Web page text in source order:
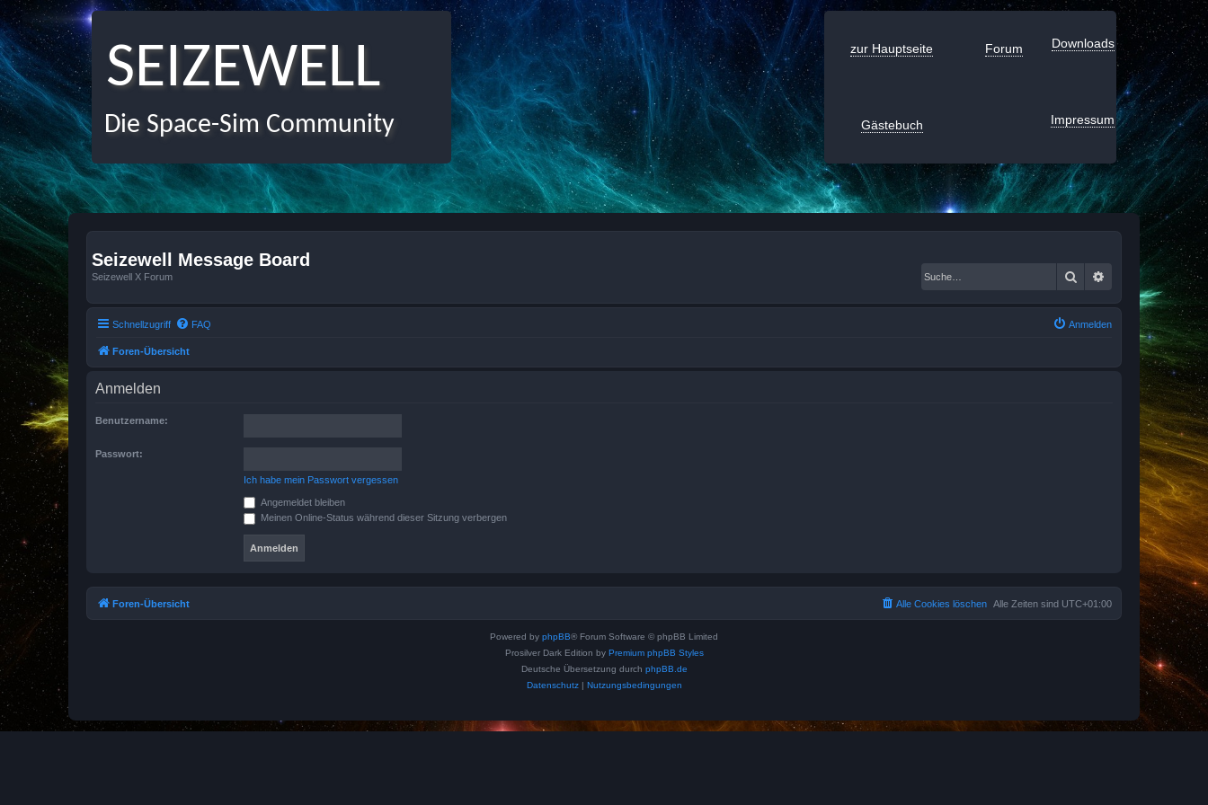
SEIZEWELL
Die Space-Sim Community
zur Hauptseite Forum Downloads
Gästebuch Impressum
Seizewell Message Board
Seizewell X Forum Suche Erweiterte Suche
Schnellzugriff FAQ Anmelden
Foren-Übersicht
Anmelden
Benutzername:
Passwort:
Ich habe mein Passwort vergessen
Angemeldet bleiben
Meinen Online-Status während dieser Sitzung verbergen
Foren-Übersicht Alle Zeiten sind UTC+01:00
Alle Cookies löschen
Powered by phpBB® Forum Software © phpBB Limited
Prosilver Dark Edition by Premium phpBB Styles
Deutsche Übersetzung durch phpBB.de
Datenschutz| Nutzungsbedingungen